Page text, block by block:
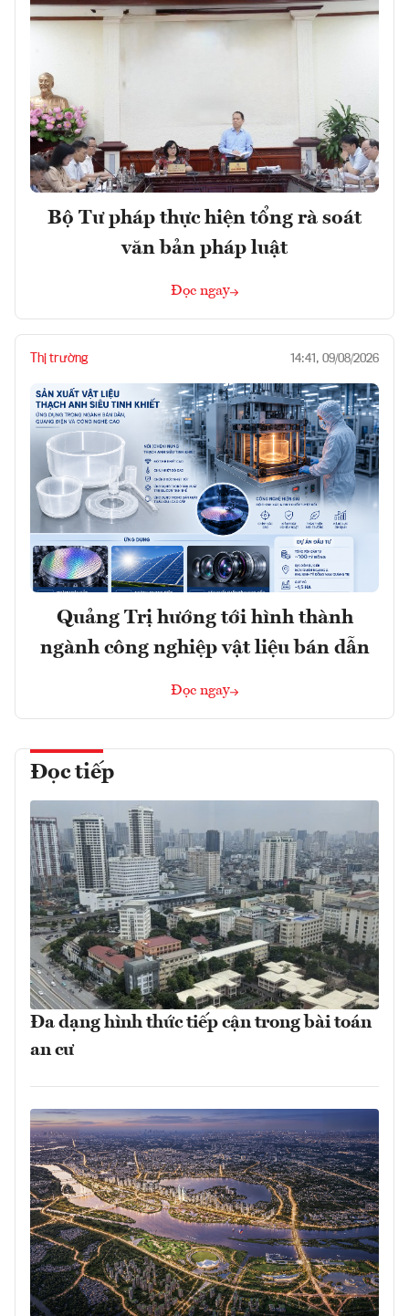
Bộ Tư pháp thực hiện tổng rà soát
văn bản pháp luật
Đọc ngay
Thị trường 14:41, 09/08/2026
Quảng Trị hướng tới hình thành
ngành công nghiệp vật liệu bán dẫn
Đọc ngay
Đọc tiếp
Đa dạng hình thức tiếp cận trong bài toán
an cư